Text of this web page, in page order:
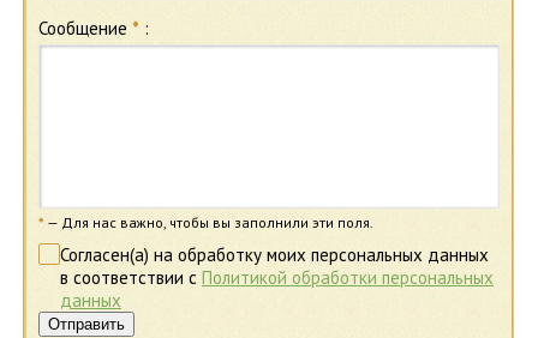
Сообщение * :
* — Для нас важно, чтобы вы заполнили эти поля.
Согласен(а) на обработку моих персональных данных
в соответствии с Политикой обработки персональных
данных
Отправить